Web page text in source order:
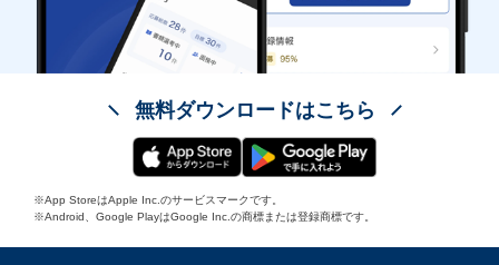
無料ダウンロードはこちら
※App StoreはApple Inc.のサービスマークです。
※Android、Google PlayはGoogle Inc.の商標または登録商標です。